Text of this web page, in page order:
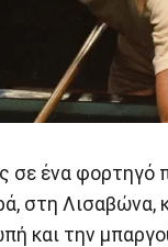
σε ένα φορτηγό
στη Λισαβώνα,
και την